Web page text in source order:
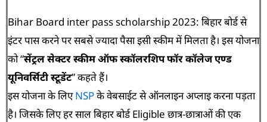
Bihar Board inter pass scholarship 2023: बिहार बोर्ड से
इंटर पास करने पर सबसे ज्यादा पैसा इसी स्कीम में मिलता है। इस योजना
को “सेंट्रल सेक्टर स्कीम ऑफ स्कॉलरशिप फॉर कॉलेज एण्ड
यूनिवर्सिटी स्टूडेंट” कहते हैं।
इस योजना के लिएNSPके वेबसाईट से ऑनलाइन अप्लाइ करना पड़ता
है। जिसके लिए हर साल बिहार बोर्ड Eligible छात्र-छात्राओं की एक